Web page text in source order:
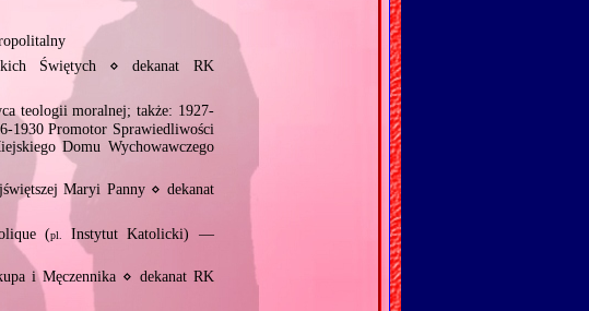
Świętych ⋄ dekanat RK
teologii moralnej; także: 1927‐
Promotor Sprawiedliwości
Domu Wychowawczego
Maryi Panny ⋄ dekanat
(pl.
Instytut Katolicki) —
i Męczennika ⋄ dekanat RK